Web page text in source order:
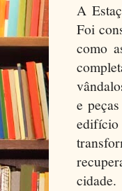
A
Foi
como
e
cidade.